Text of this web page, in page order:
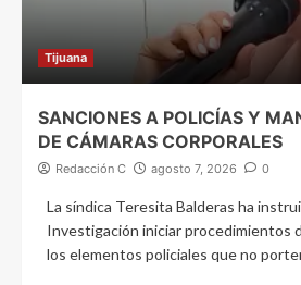
Tijuana
SANCIONES A POLICÍAS Y
DE CÁMARAS CORPORALES
Redacción C agosto 7, 2026 0
La síndica Teresita Balderas ha
Investigación iniciar procedimientos
los elementos policiales que no